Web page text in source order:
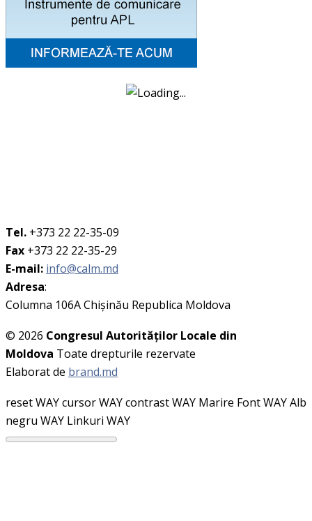
Tel. +373 22 22-35-09
Fax +373 22 22-35-29
E-mail: info@calm.md
Adresa:
Columna 106A Chişinău Republica Moldova
© 2026 Congresul Autorităţilor Locale din
Moldova Toate drepturile rezervate
Elaborat de brand.md
reset WAYcursor WAYcontrast WAY Marire Font WAYAlb
negru WAY Linkuri WAY